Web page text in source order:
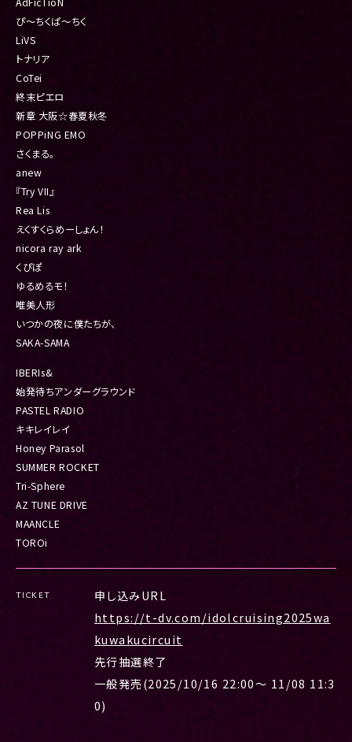
ぴ〜ちくぱ〜ちく
LiVS
トナリア
CoTei
終末ピエロ
新章 大阪☆春夏秋冬
POPPiNG EMO
さくまる。
anew
『Try VII』
Rea Lis
えくすくらめーしょん！
nicora ray ark
くぴぽ
ゆるめるモ！
唯美人形
いつかの夜に僕たちが、
SAKA-SAMA
IBERIs&
始発待ちアンダーグラウンド
PASTEL RADIO
キキレイレイ
Honey Parasol
SUMMER ROCKET
Tri-Sphere
AZ TUNE DRIVE
MAANCLE
TOROi
TICKET
申し込みURL
https://t-dv.com/idolcruising2025wa
kuwakucircuit
先行抽選終了
一般発売(2025/10/16 22:00〜 11/08 11:3
0)